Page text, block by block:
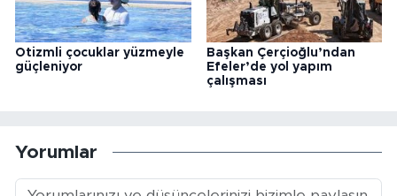
Otizmli çocuklar yüzmeyle
güçleniyor
Başkan Çerçioğlu’ndan
Efeler’de yol yapım
çalışması
Yorumlar